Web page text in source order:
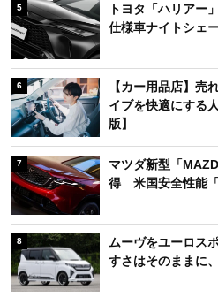
5
トヨタ「ハリアー
仕様車ナイトシェ
6
【カー用品店】売
イブを快適にする
版】
7
マツダ新型「
得 米国安全性能
8
ムーヴをユーロス
すさはそのままに